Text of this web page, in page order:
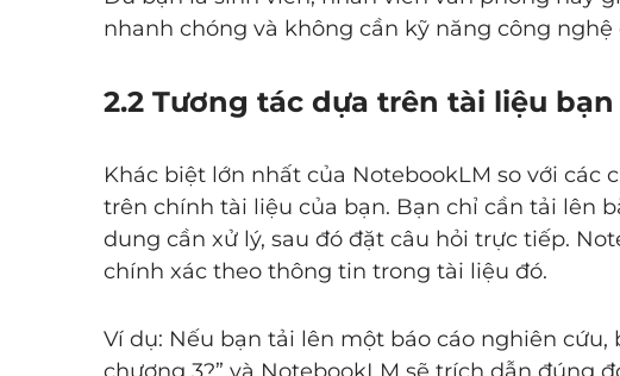
nhanh chóng và không cần kỹ năng công nghệ
2.2 Tương tác dựa trên tài liệu
Khác biệt lớn nhất của NotebookLM so với các
trên chính tài liệu của bạn. Bạn chỉ cần tải lên
dung cần xử lý, sau đó đặt câu hỏi trực tiếp.
chính xác theo thông tin trong tài liệu đó.
Ví dụ: Nếu bạn tải lên một báo cáo nghiên